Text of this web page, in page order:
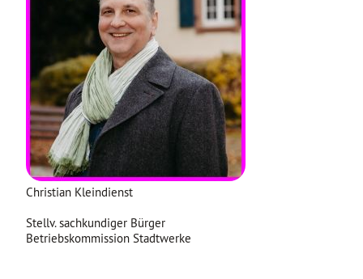
Christian Kleindienst
Stellv. sachkundiger Bürger
Betriebskommission Stadtwerke